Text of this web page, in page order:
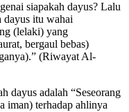
siapakah dayus? Lalu
dayus itu wahai
(lelaki) yang
bergaul bebas)
(Riwayat Al-
dayus adalah “Seseorang
iman) terhadap ahlinya